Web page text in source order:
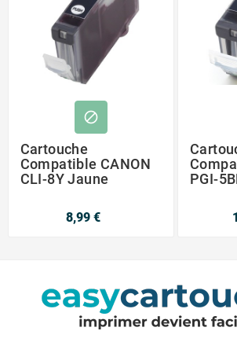

Cartouche
Compatible CANON
CLI-8Y Jaune
8,99 €
PGI-